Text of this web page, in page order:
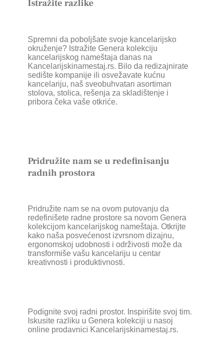
Istražite razlike
Spremni da poboljšate svoje kancelarijsko
okruženje? Istražite Genera kolekciju
kancelarijskog nameštaja danas na
Kancelarijskinamestaj.rs. Bilo da redizajnirate
sedište kompanije ili osvežavate kućnu
kancelariju, naš sveobuhvatan asortiman
stolova, stolica, rešenja za skladištenje i
pribora čeka vaše otkriće.
Pridružite nam se u redefinisanju
radnih prostora
Pridružite nam se na ovom putovanju da
redefinišete radne prostore sa novom Genera
kolekcijom kancelarijskog nameštaja. Otkrijte
kako naša posvećenost izvrsnom dizajnu,
ergonomskoj udobnosti i održivosti može da
transformiše vašu kancelariju u centar
kreativnosti i produktivnosti.
Podignite svoj radni prostor. Inspirišite svoj tim.
Iskusite razliku u Genera kolekciji u nasoj
online prodavnici Kancelarijskinamestaj.rs.